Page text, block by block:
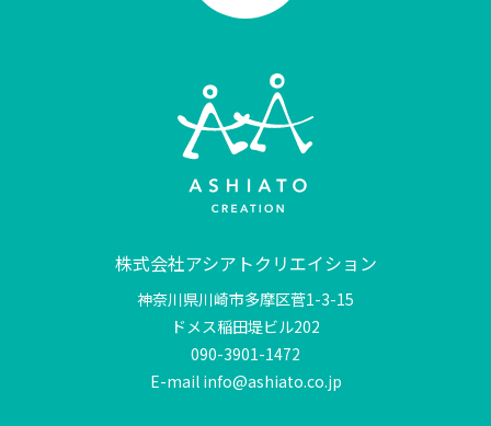
株式会社アシアトクリエイション
神奈川県川崎市多摩区菅1-3-15
ドメス稲田堤ビル202
090-3901-1472
E-mail info@ashiato.co.jp